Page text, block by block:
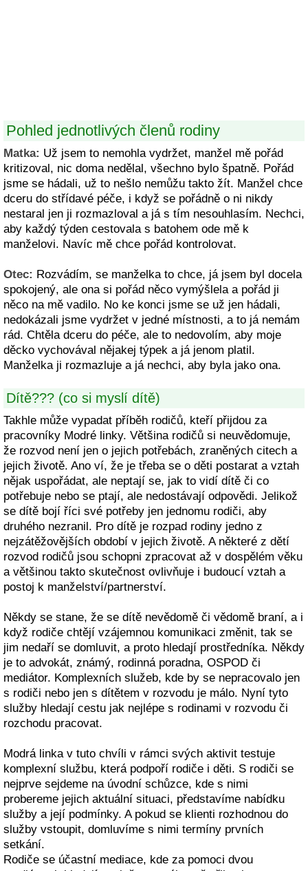
Pohled jednotlivých členů rodiny
Matka: Už jsem to nemohla vydržet, manžel mě pořád
kritizoval, nic doma nedělal, všechno bylo špatně. Pořád
jsme se hádali, už to nešlo nemůžu takto žít. Manžel chce
dceru do střídavé péče, i když se pořádně o ni nikdy
nestaral jen ji rozmazloval a já s tím nesouhlasím. Nechci,
aby každý týden cestovala s batohem ode mě k
manželovi. Navíc mě chce pořád kontrolovat.
Otec: Rozvádím, se manželka to chce, já jsem byl docela
spokojený, ale ona si pořád něco vymýšlela a pořád ji
něco na mě vadilo. No ke konci jsme se už jen hádali,
nedokázali jsme vydržet v jedné místnosti, a to já nemám
rád. Chtěla dceru do péče, ale to nedovolím, aby moje
děcko vychovával nějakej týpek a já jenom platil.
Manželka ji rozmazluje a já nechci, aby byla jako ona.
Dítě??? (co si myslí dítě)
Takhle může vypadat příběh rodičů, kteří přijdou za
pracovníky Modré linky. Většina rodičů si neuvědomuje,
že rozvod není jen o jejich potřebách, zraněných citech a
jejich životě. Ano ví, že je třeba se o děti postarat a vztah
nějak uspořádat, ale neptají se, jak to vidí dítě či co
potřebuje nebo se ptají, ale nedostávají odpovědi. Jelikož
se dítě bojí říci své potřeby jen jednomu rodiči, aby
druhého nezranil. Pro dítě je rozpad rodiny jedno z
nejzátěžovějších období v jejich životě. A některé z dětí
rozvod rodičů jsou schopni zpracovat až v dospělém věku
a většinou takto skutečnost ovlivňuje i budoucí vztah a
postoj k manželství/partnerství.
Někdy se stane, že se dítě nevědomě či vědomě braní, a i
když rodiče chtějí vzájemnou komunikaci změnit, tak se
jim nedaří se domluvit, a proto hledají prostředníka. Někdy
je to advokát, známý, rodinná poradna, OSPOD či
mediátor. Komplexních služeb, kde by se nepracovalo jen
s rodiči nebo jen s dítětem v rozvodu je málo. Nyní tyto
služby hledají cestu jak nejlépe s rodinami v rozvodu či
rozchodu pracovat.
Modrá linka v tuto chvíli v rámci svých aktivit testuje
komplexní službu, která podpoří rodiče i děti. S rodiči se
nejprve sejdeme na úvodní schůzce, kde s nimi
probereme jejich aktuální situaci, představíme nabídku
služby a její podmínky. A pokud se klienti rozhodnou do
služby vstoupit, domluvíme s nimi termíny prvních
setkání.
Rodiče se účastní mediace, kde za pomoci dvou